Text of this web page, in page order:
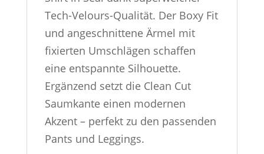
Tech-Velours-Qualität. Der Boxy Fit
und angeschnittene Ärmel mit
fixierten Umschlägen schaffen
eine entspannte Silhouette.
Ergänzend setzt die Clean Cut
Saumkante einen modernen
Akzent – perfekt zu den passenden
Pants und Leggings.